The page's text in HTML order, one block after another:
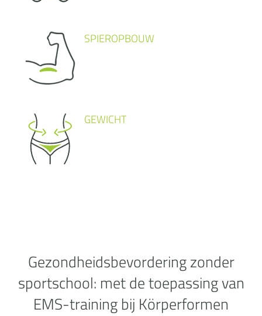
SPIEROPBOUW
GEWICHT
Gezondheidsbevordering zonder
sportschool: met de toepassing van
EMS-training bij Körperformen